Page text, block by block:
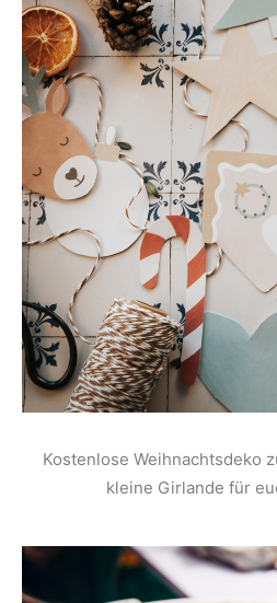
Kostenlose Weihnachtsdeko
kleine Girlande für